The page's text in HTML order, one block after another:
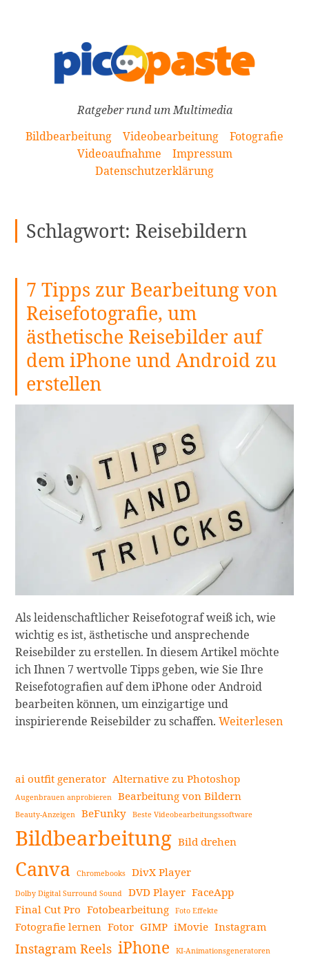
Ratgeber rund um Multimedia
Bildbearbeitung
Videobearbeitung
Fotografie
Videoaufnahme
Impressum
Datenschutzerklärung
Schlagwort: Reisebildern
7 Tipps zur Bearbeitung von
Reisefotografie, um
ästhetische Reisebilder auf
dem iPhone und Android zu
erstellen
Als leidenschaftlicher Reisefotograf weiß ich, wie
wichtig es ist, ästhetische und ansprechende
Reisebilder zu erstellen. In diesem Artikel möchte
ich Ihnen 7 wertvolle Tipps geben, wie Sie Ihre
Reisefotografien auf dem iPhone oder Android
bearbeiten können, um einzigartige und
inspirierende Reisebilder zu schaffen.7
Bearbeitung
von
ästhetische
dem
und
Android
Weiterlesen
Seitenleiste
ai outfit generator Alternative zu Photoshop
Augenbrauen anprobieren Bearbeitung von Bildern
Beauty-Anzeigen BeFunky Beste Videobearbeitungssoftware
Bildbearbeitung Bild drehen
Canva Chromebooks DivX Player
Dolby Digital Surround Sound DVD Player FaceApp
Final Cut Pro Fotobearbeitung Foto Effekte
Fotografie lernen Fotor GIMP iMovie Instagram
Instagram Reels iPhone KI-Animationsgeneratoren